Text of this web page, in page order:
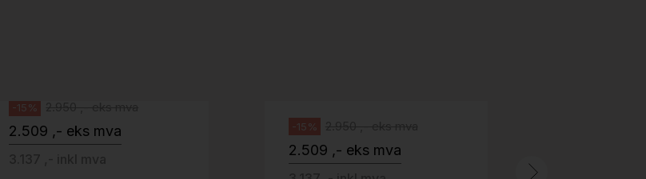
-15%
2.509 ,- eks mva -15%
2.509 ,- eks mva